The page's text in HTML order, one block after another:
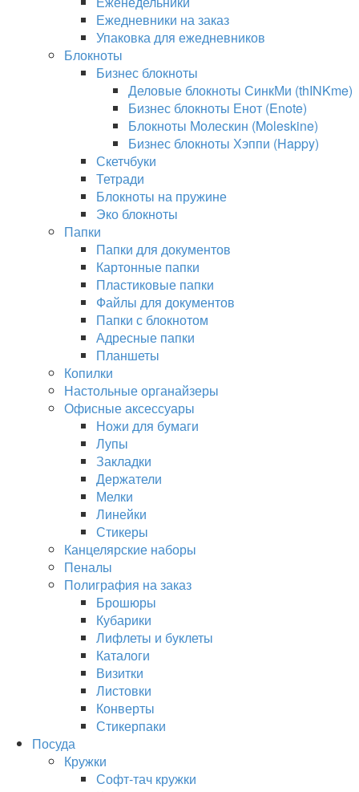
Ежедневники на заказ
Упаковка для ежедневников
Блокноты
Бизнес блокноты
Деловые блокноты СинкМи (thINKme)
Бизнес блокноты Енот (Enote)
Блокноты Молескин (Moleskine)
Бизнес блокноты Хэппи (Happy)
Скетчбуки
Тетради
Блокноты на пружине
Эко блокноты
Папки
Папки для документов
Картонные папки
Пластиковые папки
Файлы для документов
Папки с блокнотом
Адресные папки
Планшеты
Копилки
Настольные органайзеры
Офисные аксессуары
Ножи для бумаги
Лупы
Закладки
Держатели
Мелки
Линейки
Стикеры
Канцелярские наборы
Пеналы
Полиграфия на заказ
Брошюры
Кубарики
Лифлеты и буклеты
Каталоги
Визитки
Листовки
Конверты
Стикерпаки
Посуда
Кружки
Софт-тач кружки